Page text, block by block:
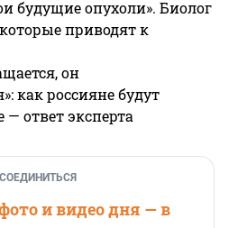
будущие опухоли». Биолог
приводят к
он
как россияне будут
— ответ эксперта
и видео дня — в